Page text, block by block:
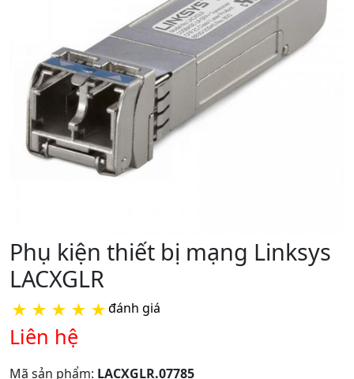
Phụ kiện thiết bị mạng Linksys
LACXGLR
★ ★ ★ ★ ★đánh giá
Liên hệ
Mã sản phẩm: LACXGLR.07785